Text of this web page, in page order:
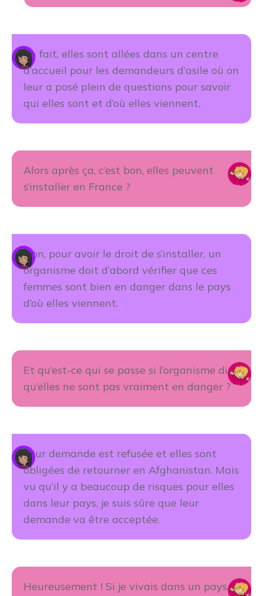
En fait, elles sont allées dans un centre
d’accueil pour les demandeurs d’asile où on
leur a posé plein de questions pour savoir
qui elles sont et d’où elles viennent.
Alors après ça, c’est bon, elles peuvent
s’installer en France ?
Non, pour avoir le droit de s’installer, un
organisme doit d’abord vérifier que ces
femmes sont bien en danger dans le pays
d’où elles viennent.
Et qu’est-ce qui se passe si l’organisme dit
qu’elles ne sont pas vraiment en danger ?
Leur demande est refusée et elles sont
obligées de retourner en Afghanistan. Mais
vu qu’il y a beaucoup de risques pour elles
dans leur pays, je suis sûre que leur
demande va être acceptée.
Heureusement ! Si je vivais dans un pays